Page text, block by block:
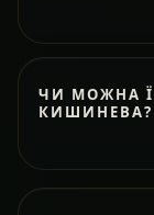
ЧИ МОЖНА
КИШИНЕВА?